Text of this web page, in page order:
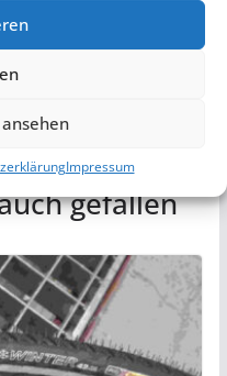
Impressum
„Genieße jeden Tag,
Marc
gefallen